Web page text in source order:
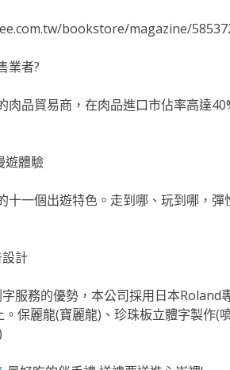
bookstore/magazine/
業者?
肉品貿易商，在肉品進口市佔率高達
遊體驗
十一個出遊特色。走到哪、玩到哪，
計
服務的優勢，本公司採用日本Roland
。保麗龍(寶麗龍)、珍珠板立體字製作(